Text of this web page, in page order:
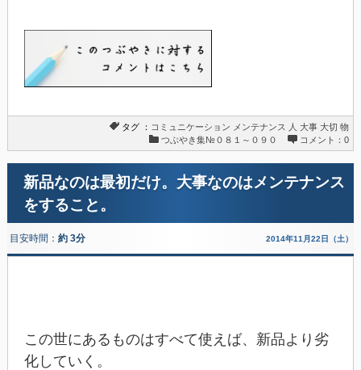
タグ ： コミュニケーション メンテナンス 人 大事 大切 物
つぶやき集№０８１～０９０
コメント：0
新品なのは最初だけ。大事なのはメンテナンス
をすること。
目安時間： 約 3分 2014年11月22日（土）
この世にあるものはすべて使えば、新品より劣
化していく。